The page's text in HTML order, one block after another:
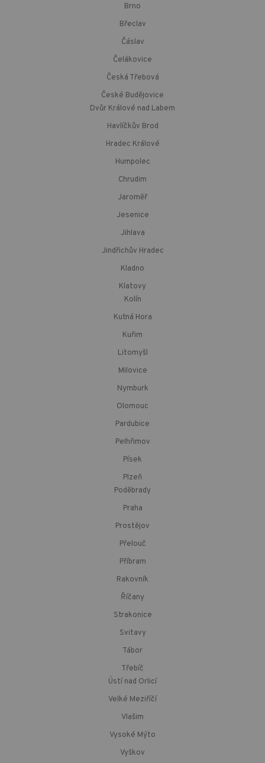
Brno
Břeclav
Čáslav
Čelákovice
Česká Třebová
České Budějovice
Dvůr Králové nad Labem
Havlíčkův Brod
Hradec Králové
Humpolec
Chrudim
Jaroměř
Jesenice
Jihlava
Jindřichův Hradec
Kladno
Klatovy
Kolín
Kutná Hora
Kuřim
Litomyšl
Milovice
Nymburk
Olomouc
Pardubice
Pelhřimov
Písek
Plzeň
Poděbrady
Praha
Prostějov
Přelouč
Příbram
Rakovník
Říčany
Strakonice
Svitavy
Tábor
Třebíč
Ústí nad Orlicí
Velké Meziříčí
Vlašim
Vysoké Mýto
Vyškov